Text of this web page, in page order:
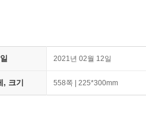
2021년 02월 12일
, 크기 558쪽 | 225*300mm